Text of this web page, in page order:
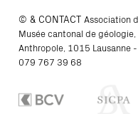
© & CONTACT Association
Musée cantonal de
Anthropole, 1015 Lausanne -
079 767 39 68